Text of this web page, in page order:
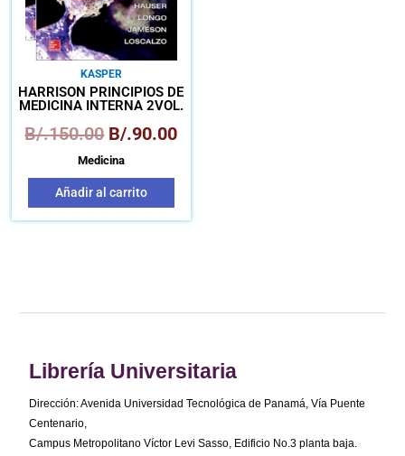
KASPER
HARRISON PRINCIPIOS DE
MEDICINA INTERNA 2VOL.
B/.150.00 B/.90.00
Medicina
Añadir al carrito
Librería Universitaria
Dirección: Avenida Universidad Tecnológica de Panamá, Vía Puente
Centenario,
Campus Metropolitano Víctor Levi Sasso, Edificio No.3 planta baja.